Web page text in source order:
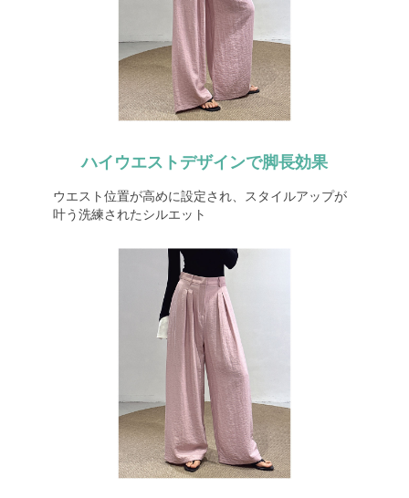
ハイウエストデザインで脚長効果
ウエスト位置が高めに設定され、スタイルアップが
叶う洗練されたシルエット